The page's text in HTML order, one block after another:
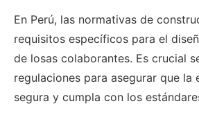
En Perú, las normativas de
requisitos específicos para el
de losas colaborantes. Es crucial
regulaciones para asegurar que la
segura y cumpla con los